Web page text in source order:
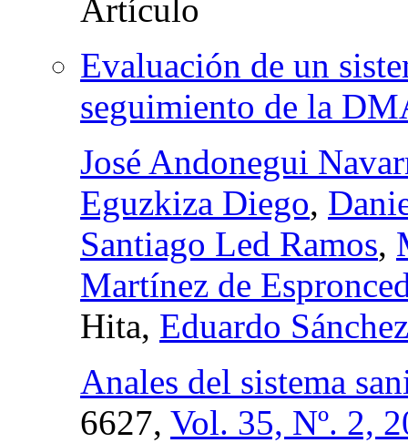
Evaluación de un
seguimiento de la
José Andonegui
Eguzkiza Diego,
Santiago Led Ramos,
Martínez de
Hita, Eduardo
Anales del sistema
6627, Vol. 35, Nº. 2,